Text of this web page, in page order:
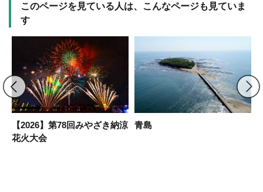
このページを見ている人は、こんなページも見ていま
す
【2026】第78回みやざき納涼
花火大会
青島